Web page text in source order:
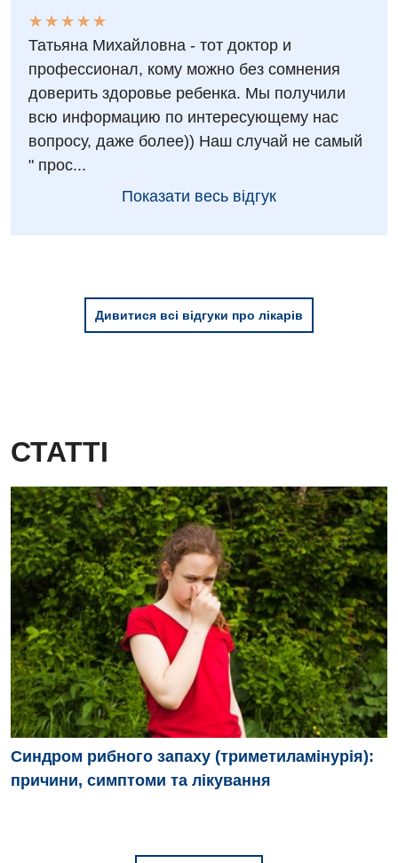
Дитяча ортопедія і травматологія
Дитяча оториноларингологія
Дитяча офтальмологія
Дитяча урологія
Дитяча хірургія
★
★
★
★
★
★ ★ ★ ★ ★
Татьяна Михайловна - тот доктор и
профессионал, кому можно без сомнения
доверить здоровье ребенка. Мы получили
всю информацию по интересующему нас
вопросу, даже более)) Наш случай не самый
" прос...
Показати весь відгук
Дивитися всі відгуки про лікарів
СТАТТІ
Синдром рибного запаху (триметиламінурія):
причини, симптоми та лікування